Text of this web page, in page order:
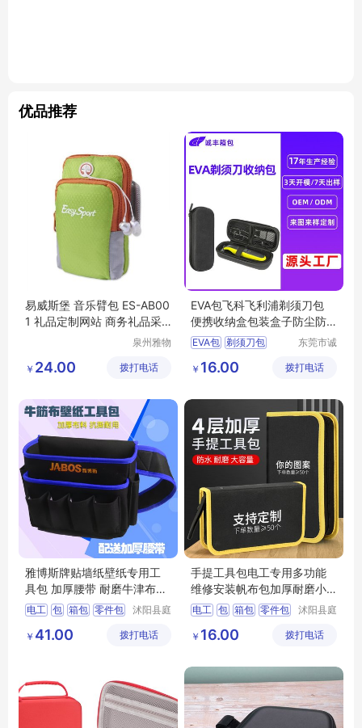
优品推荐
易威斯堡 音乐臂包 ES-AB00
1 礼品定制网站 商务礼品采
泉州雅物
公司
￥ 24.00 拨打电话
EVA包飞科飞利浦剃须刀包
便携收纳盒包装盒子防尘防
水收纳保护盒
EVA包 剃须刀包
东莞市诚
限公司
￥ 16.00 拨打电话
雅博斯牌贴墙纸壁纸专用工
具包 加厚腰带 耐磨牛津布多
功能腰包
电工 包 箱包 零件包
沭阳县庭
商务有限
￥ 41.00 拨打电话
手提工具包电工专用多功能
维修安装帆布包加厚耐磨小
型收纳包硬板
电工 包 箱包 零件包
沭阳县庭
商务有限
￥ 16.00 拨打电话